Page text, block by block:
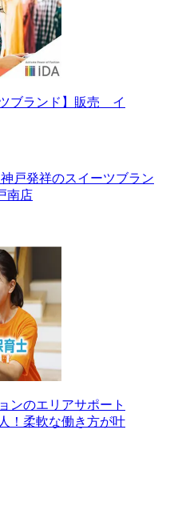
ブランド】販売 イ
戸発祥のスイーツブラン
南店
ンのエリアサポート
！柔軟な働き方が叶